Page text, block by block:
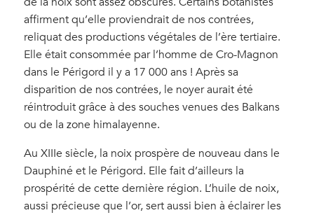
affirment qu’elle proviendrait de nos contrées,
reliquat des productions végétales de l’ère tertiaire.
Elle était consommée par l’homme de Cro-Magnon
dans le Périgord il y a 17 000 ans ! Après sa
disparition de nos contrées, le noyer aurait été
réintroduit grâce à des souches venues des Balkans
ou de la zone himalayenne.
Au XIIIe siècle, la noix prospère de nouveau dans le
Dauphiné et le Périgord. Elle fait d’ailleurs la
prospérité de cette dernière région. L’huile de noix,
aussi précieuse que l’or, sert aussi bien à éclairer les